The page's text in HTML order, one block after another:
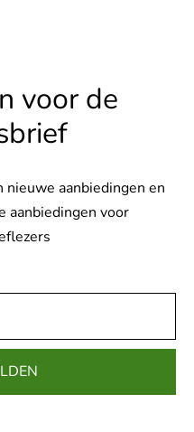
voor de
aanbiedingen en
aanbiedingen voor